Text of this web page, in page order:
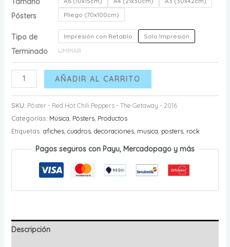
Pósters
Pliego (70x100cm)
Tipo de
Terminado
Impresión con Retablo
Solo Impresión
LIMPIAR
Póster
-
Red
Hot
Chili
-
Getaway
-
AÑADIR AL CARRITO
SKU: Póster - Red Hot Chili Peppers - The Getaway - 2016
Categorías: Música Pósters, Productos
Etiquetas: afiches, cuadros, decoraciones, musica posters, rock
Pagos seguros con Payu, Mercadopago y más
Descripción